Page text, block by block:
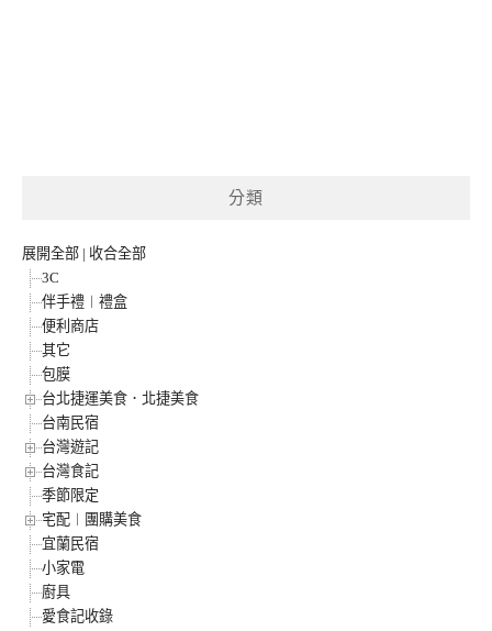
分類
展開全部 | 收合全部
3C
伴手禮︱禮盒
便利商店
其它
包膜
台北捷運美食．北捷美食
台南民宿
台灣遊記
台灣食記
季節限定
宅配︱團購美食
宜蘭民宿
小家電
廚具
愛食記收錄